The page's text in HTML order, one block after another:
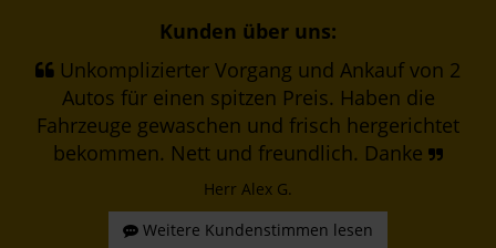
Kunden über uns:
Unkomplizierter Vorgang und Ankauf von 2
Autos für einen spitzen Preis. Haben die
Fahrzeuge gewaschen und frisch hergerichtet
bekommen. Nett und freundlich. Danke
Herr Alex G.
Weitere Kundenstimmen lesen